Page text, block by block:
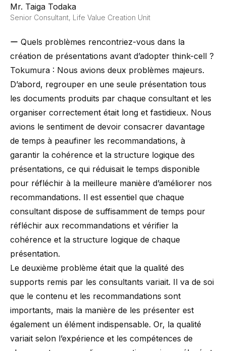
Mr. Taiga Todaka
Senior Consultant, Life Value Creation Unit
ー Quels problèmes rencontriez-vous dans la
création de présentations avant d’adopter think-cell ?
Tokumura : Nous avions deux problèmes majeurs.
D’abord, regrouper en une seule présentation tous
les documents produits par chaque consultant et les
organiser correctement était long et fastidieux. Nous
avions le sentiment de devoir consacrer davantage
de temps à peaufiner les recommandations, à
garantir la cohérence et la structure logique des
présentations, ce qui réduisait le temps disponible
pour réfléchir à la meilleure manière d’améliorer nos
recommandations. Il est essentiel que chaque
consultant dispose de suffisamment de temps pour
réfléchir aux recommandations et vérifier la
cohérence et la structure logique de chaque
présentation.
Le deuxième problème était que la qualité des
supports remis par les consultants variait. Il va de soi
que le contenu et les recommandations sont
importants, mais la manière de les présenter est
également un élément indispensable. Or, la qualité
variait selon l’expérience et les compétences de